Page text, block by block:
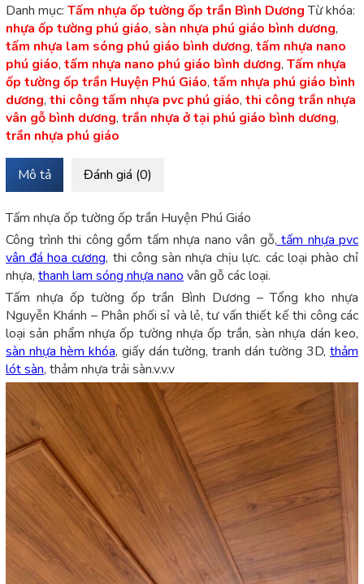
Danh mục: Tấm nhựa ốp tường ốp trần Bình Dương Từ khóa:
nhựa ốp tường phú giáo, sàn nhựa phú giáo bình dương,
tấm nhựa lam sóng phú giáo bình dương, tấm nhựa nano
phú giáo, tấm nhựa nano phú giáo bình dương, Tấm nhựa
ốp tường ốp trần Huyện Phú Giáo, tấm nhựa phú giáo bình
dương, thi công tấm nhựa pvc phú giáo, thi công trần nhựa
vân gỗ bình dương, trần nhựa ở tại phú giáo bình dương,
trần nhựa phú giáo
Mô tả Đánh giá (0)
Tấm nhựa ốp tường ốp trần Huyện Phú Giáo
Công trình thi công gồm tấm nhựa nano vân gỗ, tấm nhựa pvc
vân đá hoa cương, thi công sàn nhựa chịu lực. các loại phào chỉ
nhựa, thanh lam sóng nhựa nano vân gỗ các loại.
Tấm nhựa ốp tường ốp trần Bình Dương – Tổng kho nhựa
Nguyễn Khánh – Phân phối sỉ và lẻ, tư vấn thiết kế thi công các
loại sản phẩm nhựa ốp tường nhựa ốp trần, sàn nhựa dán keo,
sàn nhựa hèm khóa, giấy dán tường, tranh dán tường 3D,thảm
lót sàn, thảm nhựa trải sàn.v.v.v